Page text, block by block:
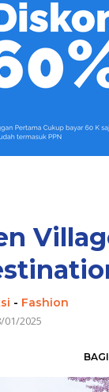
- Fashion
01/2025